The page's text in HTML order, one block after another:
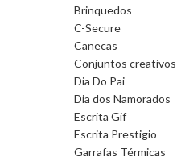
Brinquedos
C-Secure
Canecas
Conjuntos creativos
Dia Do Pai
Dia dos Namorados
Escrita Gif
Escrita Prestigio
Garrafas Térmicas